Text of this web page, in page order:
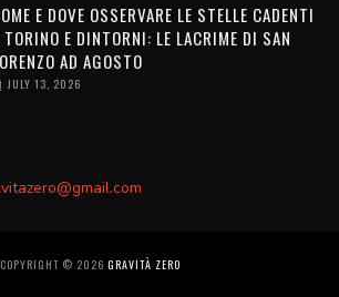
E DOVE OSSERVARE LE STELLE CADENTI
TORINO E DINTORNI: LE LACRIME DI SAN
AD AGOSTO
JULY 13, 2026
COPYRIGHT © 2026GRAVITÀ ZERO